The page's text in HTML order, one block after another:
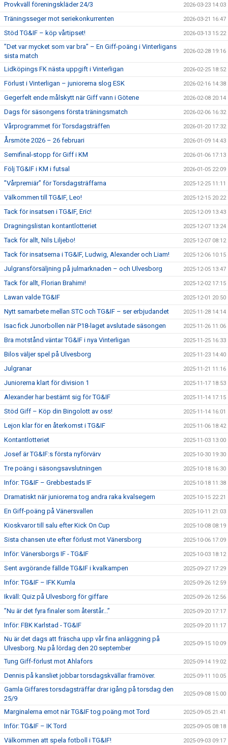
Provkväll föreningskläder 24/3 2026-03-23 14:03
Träningsseger mot seriekonkurrenten 2026-03-21 16:47
Stöd TG&IF – köp vårtipset! 2026-03-13 15:22
”Det var mycket som var bra” – En Giff-poäng i Vinterligans
sista match
2026-02-28 19:16
Lidköpings FK nästa uppgift i Vinterligan 2026-02-25 18:52
Förlust i Vinterligan – juniorerna slog ESK 2026-02-16 14:38
Gegerfelt ende målskytt när Giff vann i Götene 2026-02-08 20:14
Dags för säsongens första träningsmatch 2026-02-06 16:32
Vårprogrammet för Torsdagsträffen 2026-01-20 17:32
Årsmöte 2026 – 26 februari 2026-01-09 14:43
Semifinal-stopp för Giff i KM 2026-01-06 17:13
Följ TG&IF i KM i futsal 2026-01-05 22:09
”Vårpremiär” för Torsdagsträffarna 2025-12-25 11:11
Välkommen till TG&IF, Leo! 2025-12-15 20:22
Tack för insatsen i TG&IF, Eric! 2025-12-09 13:43
Dragningslistan kontantlotteriet 2025-12-07 13:24
Tack för allt, Nils Liljebo! 2025-12-07 08:12
Tack för insatserna i TG&IF, Ludwig, Alexander och Liam! 2025-12-06 10:15
Julgransförsäljning på julmarknaden – och Ulvesborg 2025-12-05 13:47
Tack för allt, Florian Brahimi! 2025-12-02 17:15
Lawan valde TG&IF 2025-12-01 20:50
Nytt samarbete mellan STC och TG&IF – ser erbjudandet 2025-11-28 14:14
Isac fick Junorbollen när P18-laget avslutade säsongen 2025-11-26 11:06
Bra motstånd väntar TG&IF i nya Vinterligan 2025-11-25 16:33
Bilos väljer spel på Ulvesborg 2025-11-23 14:40
Julgranar 2025-11-21 11:16
Juniorerna klart för division 1 2025-11-17 18:53
Alexander har bestämt sig för TG&IF 2025-11-14 17:15
Stöd Giff – Köp din Bingolott av oss! 2025-11-14 16:01
Lejon klar för en återkomst i TG&IF 2025-11-06 18:42
Kontantlotteriet 2025-11-03 13:00
Josef är TG&IF:s första nyförvärv 2025-10-30 19:30
Tre poäng i säsongsavslutningen 2025-10-18 16:30
Inför: TG&IF – Grebbestads IF 2025-10-18 11:38
Dramatiskt när juniorerna tog andra raka kvalsegern 2025-10-15 22:21
En Giff-poäng på Vänersvallen 2025-10-11 21:03
Kioskvaror till salu efter Kick On Cup 2025-10-08 08:19
Sista chansen ute efter förlust mot Vänersborg 2025-10-06 17:09
Inför: Vänersborgs IF - TG&IF 2025-10-03 18:12
Sent avgörande fällde TG&IF i kvalkampen 2025-09-27 17:29
Inför: TG&IF – IFK Kumla 2025-09-26 12:59
Ikväll: Quiz på Ulvesborg för giffare 2025-09-26 12:56
”Nu är det fyra finaler som återstår...” 2025-09-20 17:17
Inför: FBK Karlstad - TG&IF 2025-09-20 11:17
Nu är det dags att fräscha upp vår fina anläggning på
Ulvesborg. Nu på lördag den 20 september
2025-09-15 10:09
Tung Giff-förlust mot Ahlafors 2025-09-14 19:02
Dennis på kansliet jobbar torsdagskvällar framöver. 2025-09-11 10:05
Gamla Giffares torsdagsträffar drar igång på torsdag den
25/9
2025-09-08 15:00
Marginalerna emot när TG&IF tog poäng mot Tord 2025-09-05 21:41
Inför: TG&IF – IK Tord 2025-09-05 08:18
Välkommen att spela fotboll i TG&IF! 2025-09-03 09:17